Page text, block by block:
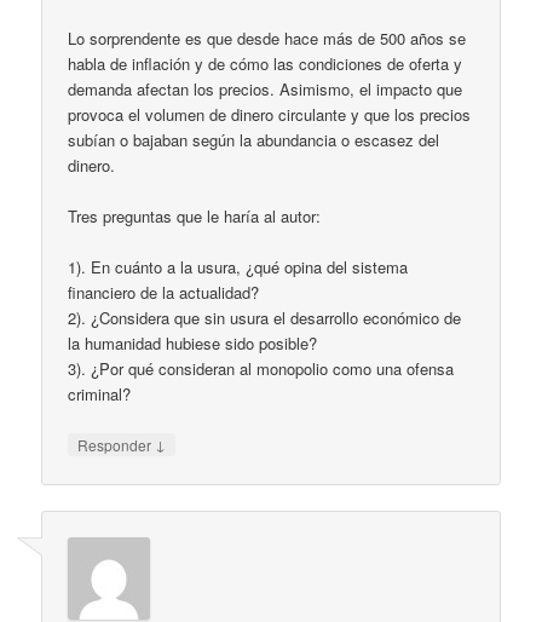
Lo sorprendente es que desde hace más de 500 años se
habla de inflación y de cómo las condiciones de oferta y
demanda afectan los precios. Asimismo, el impacto que
provoca el volumen de dinero circulante y que los precios
subían o bajaban según la abundancia o escasez del
dinero.
Tres preguntas que le haría al autor:
1). En cuánto a la usura, ¿qué opina del sistema
financiero de la actualidad?
2). ¿Considera que sin usura el desarrollo económico de
la humanidad hubiese sido posible?
3). ¿Por qué consideran al monopolio como una ofensa
criminal?
Responder ↓